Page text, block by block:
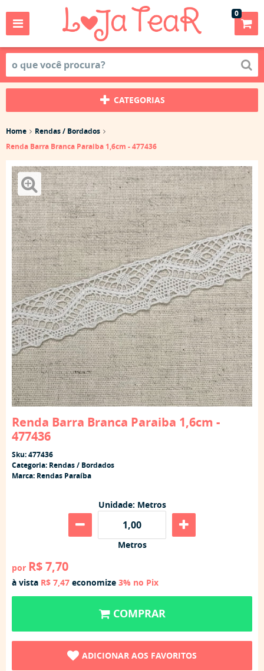
0
CATEGORIAS
Home
Rendas / Bordados
Renda Barra Branca Paraiba 1,6cm - 477436
Renda Barra Branca Paraiba 1,6cm -
477436
Sku:477436
Categoria: Rendas / Bordados
Marca: Rendas Paraíba
Unidade: Metros
Metros
por R$ 7,70
à vista R$ 7,47 economize 3% no Pix
COMPRAR
ADICIONAR AOS FAVORITOS